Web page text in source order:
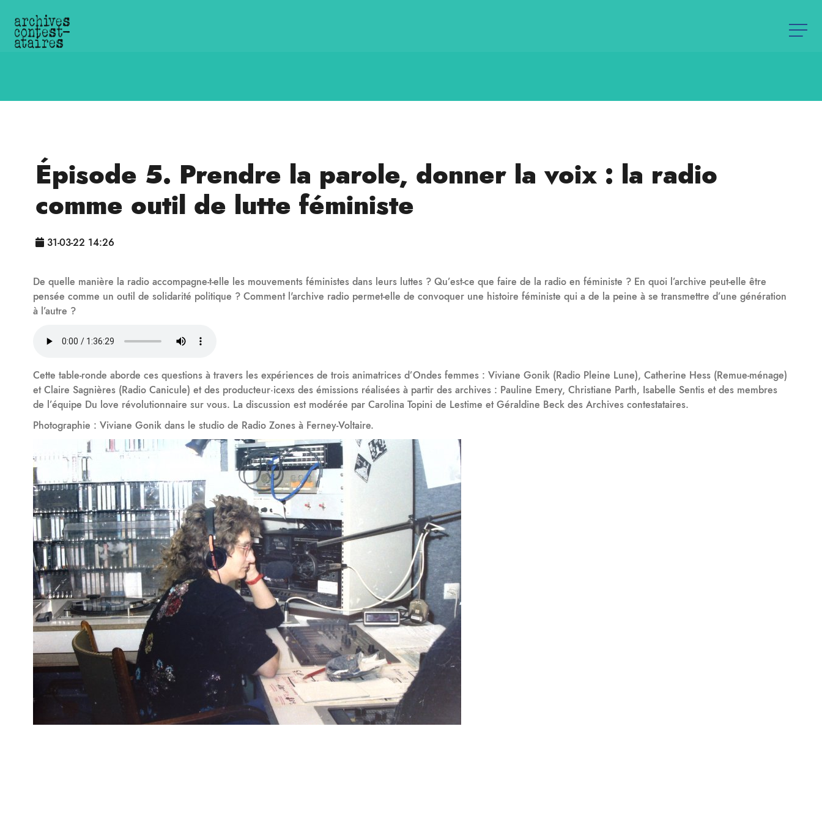
Épisode 5. Prendre la parole, donner la voix : la radio
comme outil de lutte féministe
31-03-22 14:26
De quelle manière la radio accompagne-t-elle les mouvements féministes dans leurs luttes ? Qu’est-ce que faire de la radio en féministe ? En quoi l’archive peut-elle être
pensée comme un outil de solidarité politique ? Comment l'archive radio permet-elle de convoquer une histoire féministe qui a de la peine à se transmettre d’une génération
à l’autre ?
Cette table-ronde aborde ces questions à travers les expériences de trois animatrices d’Ondes femmes : Viviane Gonik (Radio Pleine Lune), Catherine Hess (Remue-ménage)
et Claire Sagnières (Radio Canicule) et des producteur·icexs des émissions réalisées à partir des archives : Pauline Emery, Christiane Parth, Isabelle Sentis et des membres
de l’équipe Du love révolutionnaire sur vous. La discussion est modérée par Carolina Topini de Lestime et Géraldine Beck des Archives contestataires.
Photographie : Viviane Gonik dans le studio de Radio Zones à Ferney-Voltaire.